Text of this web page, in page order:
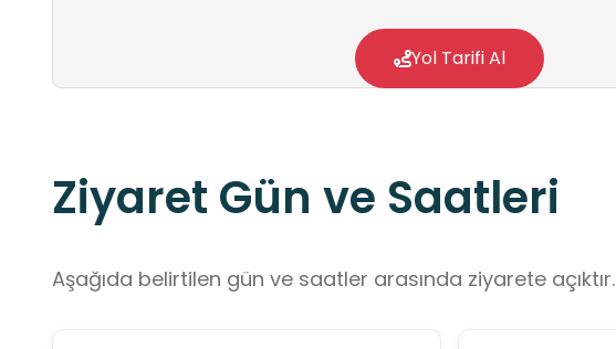
Yol Tarifi Al
Ziyaret Gün ve Saatleri
Aşağıda belirtilen gün ve saatler arasında ziyarete açıktır.